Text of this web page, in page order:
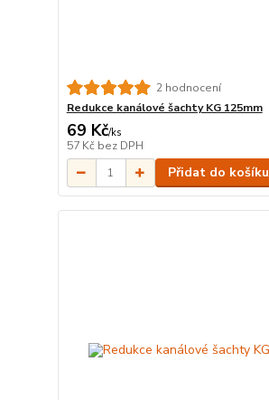
2 hodnocení
Redukce kanálové šachty KG 125mm
69 Kč/ks
57 Kč bez DPH
Přidat do košíku